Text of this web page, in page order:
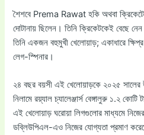
শৈশবে Prema Rawat হকি অথবা
দোটানায় ছিলেন। তিনি ক্রিকেটকেই বেছে
তিনি একজন বহুমুখী খেলোয়াড়; একাধারে ক্ষিপ্র
লেগ-স্পিনার।
২৪ বছর বয়সী এই খেলোয়াড়কে ২০২৫ সালের
নিলামে রয়্যাল চ্যালেঞ্জার্স বেঙ্গালুরু ১.২
এই খেলোয়াড় ঘরোয়া লিগগুলোর মাধ্যমে
ডব্লিউপিএল-এও নিজের যোগ্যতা প্রমাণ